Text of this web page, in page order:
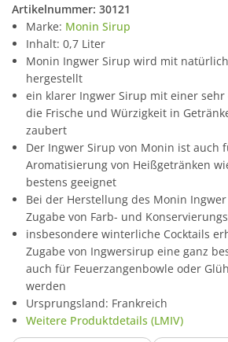
Artikelnummer: 30121
Marke: Monin Sirup
Inhalt: 0,7 Liter
Monin Ingwer Sirup wird mit
hergestellt
ein klarer Ingwer Sirup mit einer sehr
die Frische und Würzigkeit in
zaubert
Der Ingwer Sirup von Monin ist auch
Aromatisierung von Heißgetränken
bestens geeignet
Bei der Herstellung des Monin
Zugabe von Farb- und
insbesondere winterliche Cocktails
Zugabe von Ingwersirup eine ganz
auch für Feuerzangenbowle oder
werden
Ursprungsland: Frankreich
Weitere Produktdetails (LMIV)